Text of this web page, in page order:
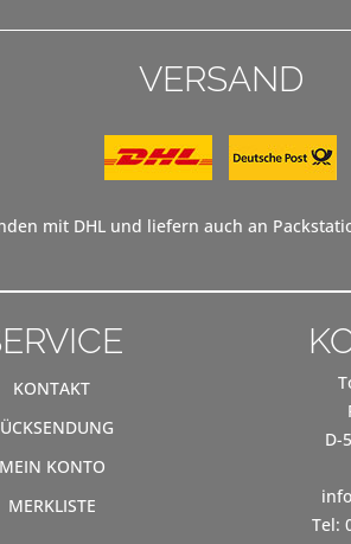
VERSAND
mit DHL und liefern auch an
KONTAKT
MEIN KONTO
MERKLISTE
D-
Tel: